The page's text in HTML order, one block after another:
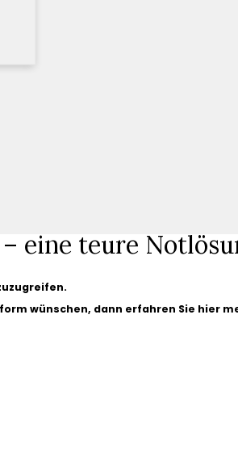
eine teure
wünschen, dann erfahren Sie hier